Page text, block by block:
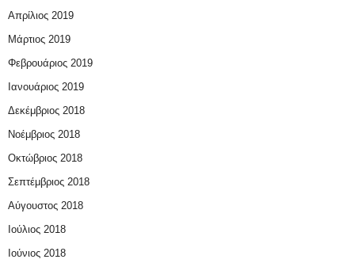
Απρίλιος 2019
Μάρτιος 2019
Φεβρουάριος 2019
Ιανουάριος 2019
Δεκέμβριος 2018
Νοέμβριος 2018
Οκτώβριος 2018
Σεπτέμβριος 2018
Αύγουστος 2018
Ιούλιος 2018
Ιούνιος 2018